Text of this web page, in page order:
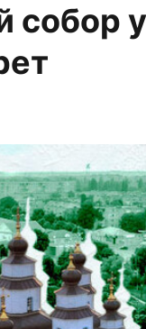
собор